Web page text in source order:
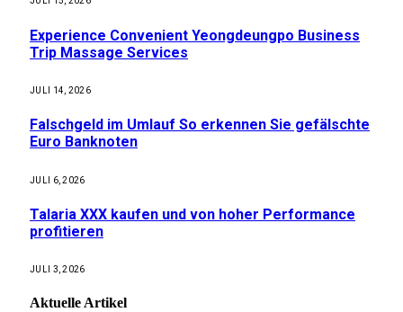
Experience Convenient Yeongdeungpo Business
Trip Massage Services
JULI 14, 2026
Falschgeld im Umlauf So erkennen Sie gefälschte
Euro Banknoten
JULI 6, 2026
Talaria XXX kaufen und von hoher Performance
profitieren
JULI 3, 2026
Aktuelle Artikel